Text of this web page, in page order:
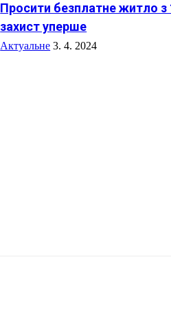
Просити безплатне житло з
захист уперше
Актуальне 3. 4. 2024